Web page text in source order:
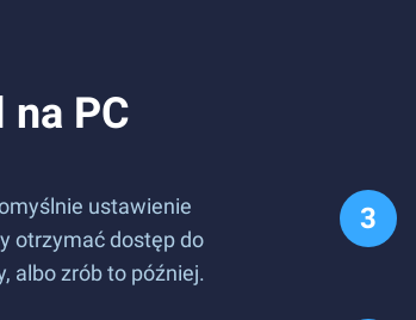
na PC
ustawienie
otrzymać dostęp do
albo zrób to później.